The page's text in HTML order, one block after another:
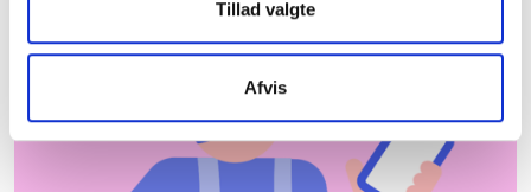
Tillad valgte
Afvis